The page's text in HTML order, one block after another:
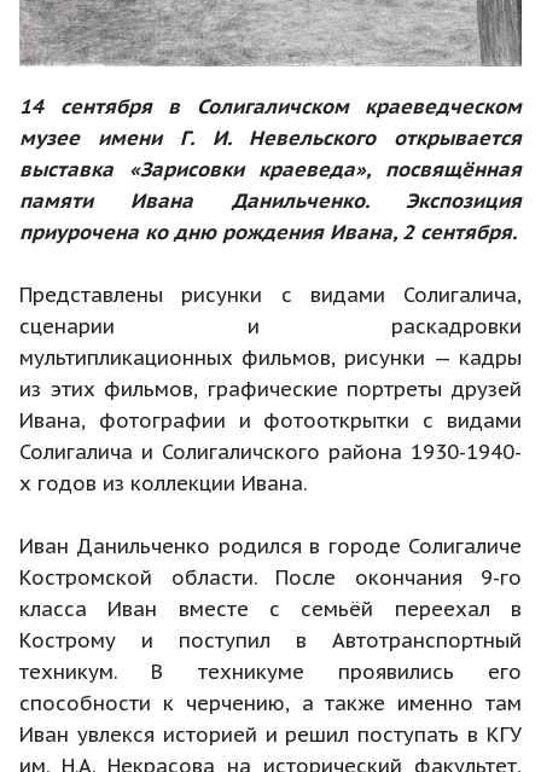
14 сентября в Солигаличском краеведческом
музее имени Г. И. Невельского открывается
выставка «Зарисовки краеведа», посвящённая
памяти Ивана Данильченко. Экспозиция
приурочена ко дню рождения Ивана, 2 сентября.
Представлены рисунки с видами Солигалича,
сценарии и раскадровки
мультипликационных фильмов, рисунки — кадры
из этих фильмов, графические портреты друзей
Ивана, фотографии и фотооткрытки с видами
Солигалича и Солигаличского района 1930-1940-
х годов из коллекции Ивана.
Иван Данильченко родился в городе Солигаличе
Костромской области. После окончания 9-го
класса Иван вместе с семьёй переехал в
Кострому и поступил в Автотранспортный
техникум. В техникуме проявились его
способности к черчению, а также именно там
Иван увлекся историей и решил поступать в КГУ
им. Н.А. Некрасова на исторический факультет,